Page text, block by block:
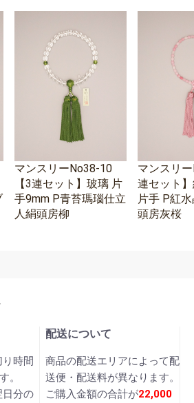
マンスリーNo38-10
【3連セット】玻璃 片
手9mm P青苔瑪瑙仕立
人絹頭房柳
マンスリ
連セット
片手 P紅
頭房灰桜
時間
。
日分の
配送について
商品の配送エリアによって配
送便・配送料が異なります。
ご購入金額の合計が22,000